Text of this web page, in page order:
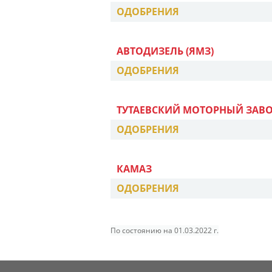
ОДОБРЕНИЯ
АВТОДИЗЕЛЬ (ЯМЗ)
ОДОБРЕНИЯ
ТУТАЕВСКИЙ МОТОРНЫЙ
ОДОБРЕНИЯ
КАМАЗ
ОДОБРЕНИЯ
По состоянию на 01.03.2022 г.